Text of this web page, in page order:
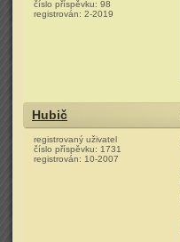
číslo příspěvku: 98
registrován: 2-2019
Hubič
registrovaný uživatel
číslo příspěvku: 1731
registrován: 10-2007